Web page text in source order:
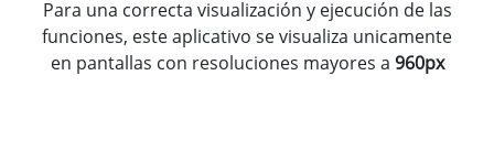
Para una correcta visualización y ejecución de las
funciones, este aplicativo se visualiza unicamente
en pantallas con resoluciones mayores a 960px